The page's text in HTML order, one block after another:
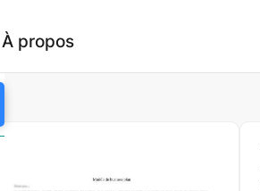
À propos